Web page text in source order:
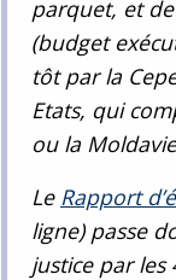
parquet, et
(budget
tôt par la
Etats, qui
ou la
Le Rapport
ligne) passe
justice par les